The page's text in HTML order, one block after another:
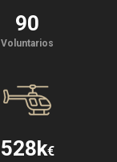
90
Voluntarios
528k€